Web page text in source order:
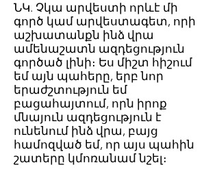
ՆԿ. Չկա արվեստի որևէ մի
գործ կամ արվեստագետ, որի
աշխատանքն ինձ վրա
ամենաշատն ազդեցություն
գործած լինի։ Ես միշտ հիշում
եմ այն պահերը, երբ նոր
երաժշտություն եմ
բացահայտում, որն իրոք
մնայուն ազդեցություն է
ունենում ինձ վրա, բայց
համոզված եմ, որ այս պահին
շատերը կմոռանամ նշել։